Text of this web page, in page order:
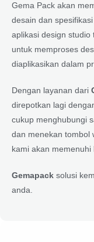
Gema Pack akan
desain dan
aplikasi design
untuk memproses
diaplikasikan dalam
Dengan layanan dari
direpotkan lagi
cukup menghubungi
dan menekan tombol
kami akan memenuhi
Gemapack solusi
anda.